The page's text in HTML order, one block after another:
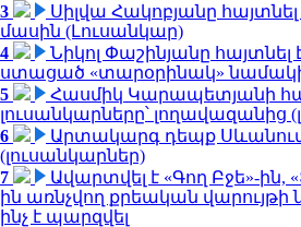
3
Սիլվա Հակոբյանը
մասին (Լուսանկար)
4
Նիկոլ Փաշինյանը
ստացած «տարօրինակ»
5
Հասմիկ Կարապետյանի
լուսանկարները՝ լողավազանից
6
Արտակարգ դեպք
(լուսանկարներ)
7
Ավարտվել է «Գող Բջե»-ին,
ին առնչվող քրեական վարույթի
ինչ է պարզվել